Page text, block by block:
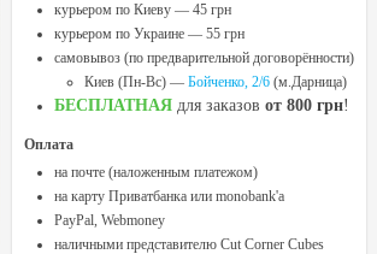
курьером по Киеву — 45 грн
курьером по Украине — 55 грн
самовывоз (по предварительной договорённости)
Киев (Пн-Вс) — Бойченко, 2/6 (м.Дарница)
БЕСПЛАТНАЯ для заказов от 800 грн!
Оплата
на почте (наложенным платежом)
на карту Приватбанка или monobank'а
PayPal, Webmoney
наличными представителю Cut Corner Cubes